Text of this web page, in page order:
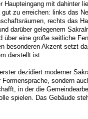
Haupteingang mit dahinter
zu erreichen: links das
rechts das
darüber gelegenem
über eine große seitliche
besonderen Akzent setzt
darstellt ist.
dezidiert moderner
sondern
in der die
spielen. Das Gebäude